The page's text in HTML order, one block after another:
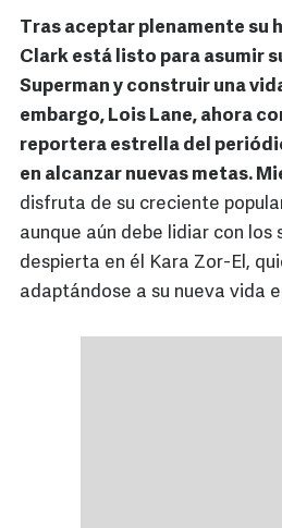
Tras aceptar plenamente su
Clark está listo para asumir
Superman y construir una
embargo, Lois Lane, ahora
reportera estrella del
en alcanzar nuevas metas.
disfruta de su creciente
aunque aún debe lidiar con los
despierta en él Kara Zor-El,
adaptándose a su nueva vida